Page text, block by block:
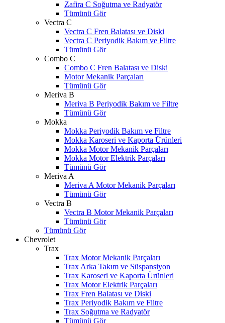
Zafira C Soğutma ve Radyatör
Tümünü Gör
Vectra C
Vectra C Fren Balatası ve Diski
Vectra C Periyodik Bakım ve Filtre
Tümünü Gör
Combo C
Combo C Fren Balatası ve Diski
Motor Mekanik Parçaları
Tümünü Gör
Meriva B
Meriva B Periyodik Bakım ve Filtre
Tümünü Gör
Mokka
Mokka Periyodik Bakım ve Filtre
Mokka Karoseri ve Kaporta Ürünleri
Mokka Motor Mekanik Parçaları
Mokka Motor Elektrik Parçaları
Tümünü Gör
Meriva A
Meriva A Motor Mekanik Parçaları
Tümünü Gör
Vectra B
Vectra B Motor Mekanik Parçaları
Tümünü Gör
Tümünü Gör
Chevrolet
Trax
Trax Motor Mekanik Parçaları
Trax Arka Takım ve Süspansiyon
Trax Karoseri ve Kaporta Ürünleri
Trax Motor Elektrik Parçaları
Trax Fren Balatası ve Diski
Trax Periyodik Bakım ve Filtre
Trax Soğutma ve Radyatör
Tümünü Gör